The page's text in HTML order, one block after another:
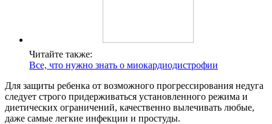
Читайте также:
Все, что нужно знать о миокардиодистрофии
Для защиты ребенка от возможного прогрессирования недуга
следует строго придерживаться установленного режима и
диетических ограничений, качественно вылечивать любые,
даже самые легкие инфекции и простуды.